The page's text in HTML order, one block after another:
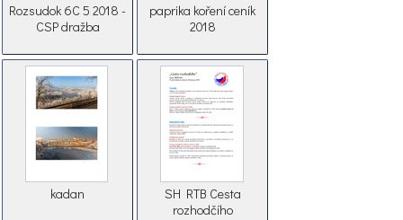
Rozsudok 6C 5 2018 -
CSP dražba
paprika koření ceník
2018
kadan
SH RTB Cesta
rozhodčího